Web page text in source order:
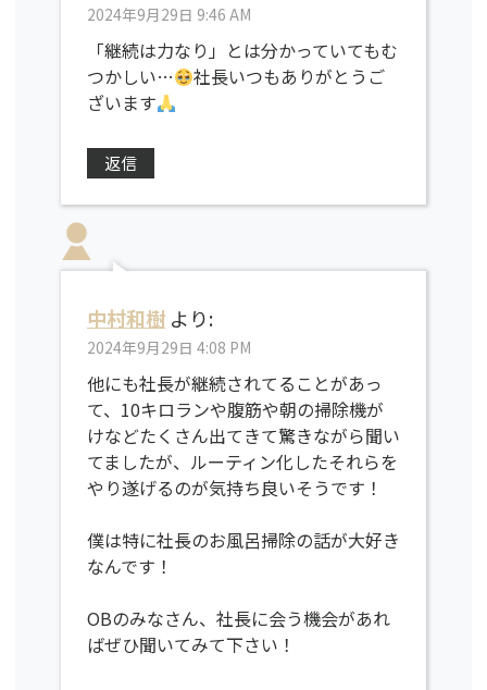
2024年9月29日 9:46 AM
「継続は力なり」とは分かっていてもむ
つかしい…
社長いつもありがとうご
ざいます
返信
中村和樹 より:
2024年9月29日 4:08 PM
他にも社長が継続されてることがあっ
て、10キロランや腹筋や朝の掃除機が
けなどたくさん出てきて驚きながら聞い
てましたが、ルーティン化したそれらを
やり遂げるのが気持ち良いそうです！
僕は特に社長のお風呂掃除の話が大好き
なんです！
OBのみなさん、社長に会う機会があれ
ばぜひ聞いてみて下さい！